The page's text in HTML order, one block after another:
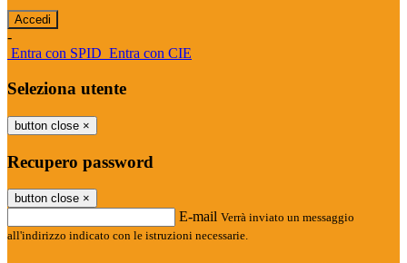
-
Entra con SPID Entra con CIE
Seleziona utente
button close ×
Recupero password
button close ×
E-mail Verrà inviato un messaggio
all'indirizzo indicato con le istruzioni necessarie.